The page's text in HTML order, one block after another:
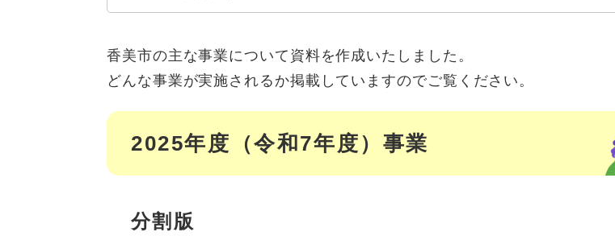
香美市の主な事業について資料を作成いたしました。
どんな事業が実施されるか掲載していますのでご覧ください。
2025年度（令和7年度）事業
分割版